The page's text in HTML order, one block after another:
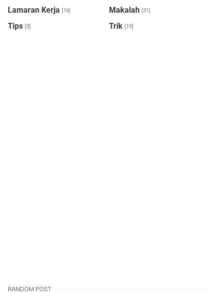
Lamaran Kerja [16] Makalah [31]
Tips [3] Trik [19]
RANDOM POST